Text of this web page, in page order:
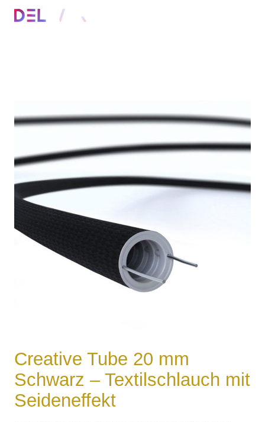
Creative Tube 20 mm
Schwarz – Textilschlauch mit
Seideneffekt